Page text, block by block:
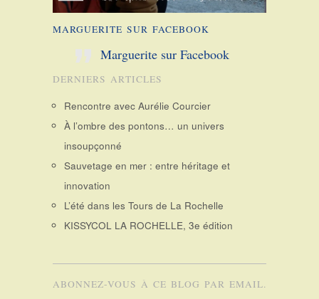
MARGUERITE SUR FACEBOOK
Marguerite sur Facebook
DERNIERS ARTICLES
Rencontre avec Aurélie Courcier
À l’ombre des pontons… un univers
insoupçonné
Sauvetage en mer : entre héritage et
innovation
L’été dans les Tours de La Rochelle
KISSYCOL LA ROCHELLE, 3e édition
ABONNEZ-VOUS À CE BLOG PAR EMAIL.